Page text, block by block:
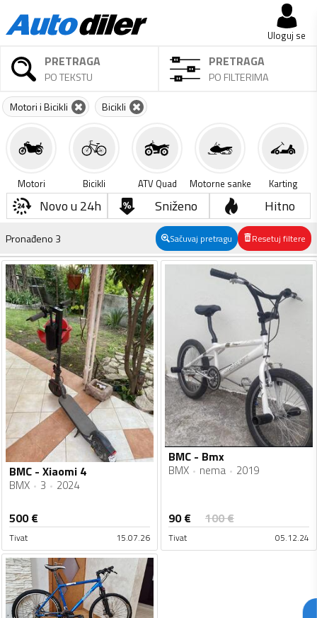
Uloguj se
PRETRAGA
PO TEKSTU
PRETRAGA
PO FILTERIMA
Motori i Bicikli Bicikli
Motori Bicikli ATV Quad Motorne sanke Karting
Novo u 24h Sniženo Hitno
Pronađeno 3 Sačuvaj pretragu Resetuj filtere
BMC - Xiaomi 4
BMX 3 2024
500€
Tivat 15.07.26
BMC - Bmx
BMX nema 2019
90€ 100€
Tivat 05.12.24